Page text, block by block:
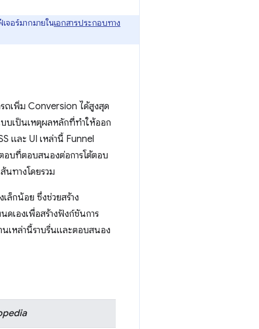
จอร์มากมายในเอกสารประกอบทาง
ถเพิ่ม Conversion ได้สูงสุด
บบเป็นเหตุผลหลักที่ทำให้ออก
และ UI เหล่านี้ Funnel
อบที่ตอบสนองต่อการโต้ตอบ
นทางโดยรวม
ล็กน้อย ซึ่งช่วยสร้าง
เองเพื่อสร้างฟังก์ชันการ
นเหล่านี้ราบรื่นและตอบสนอง